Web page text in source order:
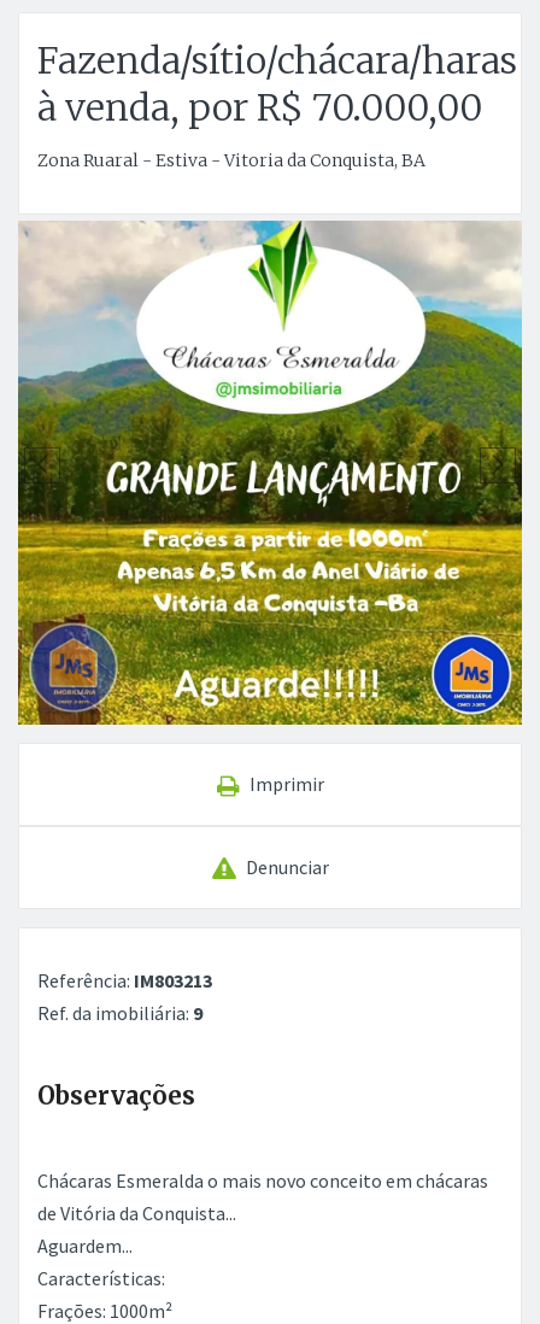
Fazenda/sítio/chácara/haras
à venda, por R$ 70.000,00
Zona Ruaral - Estiva - Vitoria da Conquista, BA
Anterior
Imprimir
Denunciar
Referência: IM803213
Ref. da imobiliária: 9
Observações
Chácaras Esmeralda o mais novo conceito em chácaras
de Vitória da Conquista...
Aguardem...
Características:
Frações: 1000m²